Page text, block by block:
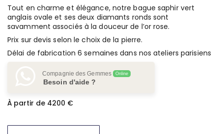
Tout en charme et élégance, notre bague saphir vert
anglais ovale et ses deux diamants ronds sont
savamment associés à la douceur de l’or rose.
Prix sur devis selon le choix de la pierre.
Délai de fabrication 6 semaines dans nos ateliers parisiens
Compagnie des Gemmes Online
Besoin d'aide ?
À partir de 4200 €